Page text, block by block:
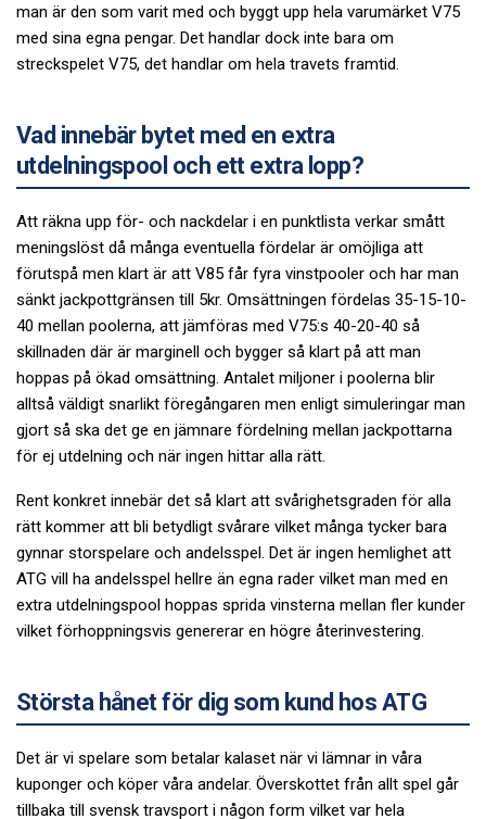
man är den som varit med och byggt upp hela varumärket V75
med sina egna pengar. Det handlar dock inte bara om
streckspelet V75, det handlar om hela travets framtid.
Vad innebär bytet med en extra
utdelningspool och ett extra lopp?
Att räkna upp för- och nackdelar i en punktlista verkar smått
meningslöst då många eventuella fördelar är omöjliga att
förutspå men klart är att V85 får fyra vinstpooler och har man
sänkt jackpottgränsen till 5kr. Omsättningen fördelas 35-15-10-
40 mellan poolerna, att jämföras med V75:s 40-20-40 så
skillnaden där är marginell och bygger så klart på att man
hoppas på ökad omsättning. Antalet miljoner i poolerna blir
alltså väldigt snarlikt föregångaren men enligt simuleringar man
gjort så ska det ge en jämnare fördelning mellan jackpottarna
för ej utdelning och när ingen hittar alla rätt.
Rent konkret innebär det så klart att svårighetsgraden för alla
rätt kommer att bli betydligt svårare vilket många tycker bara
gynnar storspelare och andelsspel. Det är ingen hemlighet att
ATG vill ha andelsspel hellre än egna rader vilket man med en
extra utdelningspool hoppas sprida vinsterna mellan fler kunder
vilket förhoppningsvis genererar en högre återinvestering.
Största hånet för dig som kund hos ATG
Det är vi spelare som betalar kalaset när vi lämnar in våra
kuponger och köper våra andelar. Överskottet från allt spel går
tillbaka till svensk travsport i någon form vilket var hela